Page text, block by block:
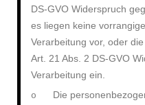
DS-GVO Widerspruch
es liegen keine
Verarbeitung vor, oder
Art. 21 Abs. 2 DS-GVO
Verarbeitung ein.
o Die